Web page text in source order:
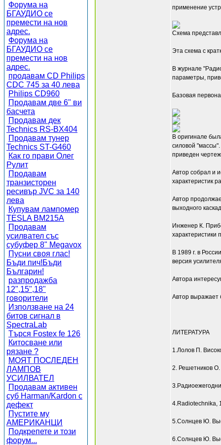
Форума на
БГАУДИО се
премести на нов
адрес.
Форума на
БГАУДИО се
премести на нов
адрес.
продавам CD Philips
CDC 745 за 40 лева
Philips CD960
Продавам две 6" ви
басчета
Продавам дек
Technics RS-BX404
Продавам тунер
Technics ST-G460
Как го прави Олег
Рулит
Продавам
транзисторен
ресивър JVC за 140
лева
Купувам лампомер
TESLA BM215A
Продавам
усилвател със
субуфер 8" Megavox
Пусни своя глас!
Бъди пич!Бъди
Българин!
разпродажба
12",15",18"
говорители
Използване на 24
битов сигнал в
SpectraLab
Търся Fostex fe 126
Китосване или
рязане ?
МОЯТ ПОСЛЕДЕН
ЛАМПОВ
УСИЛВАТЕЛ
Продавам активен
суб Harman/Kardon с
дефект
Пустите му
АМЕРИКАНЦИ
Подкрепете и този
форум...
применение
Схема
Эта схема с
В журнале
параметры,
Базовая
В оригинале
силовой
приведен
Автор собрал и
характеристик
Автор
выходного
Инженер К.
характеристики
В 1989 г. в
версия
Автора
Автор выражает
ЛИТЕРАТУРА
1.Лолов П.
2. Решетников
4.Radiotechnika,
5.Солнцев Ю.
6.Солнцев Ю.